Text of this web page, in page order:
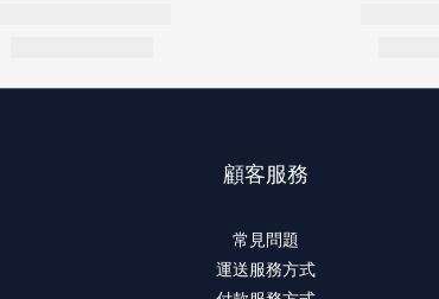
顧客服務
常見問題
運送服務方式